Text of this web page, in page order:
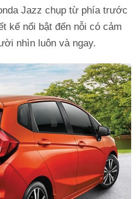
Jazz chụp từ phía trước
kế nổi bật đến nỗi có cảm
nhìn luôn và ngay.